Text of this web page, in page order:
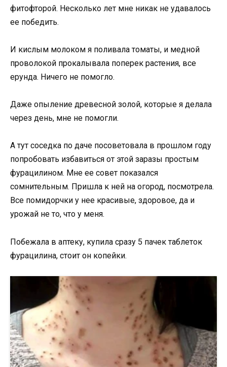
фитофторой. Несколько лет мне никак не удавалось
ее победить.
И кислым мoлоком я поливала томаты, и медной
проволокой прокалывала поперек растения, все
ерунда. Ничего не помогло.
Даже опыление древесной золой, которые я делала
через день, мне не помогли.
А тут соседка по даче посоветовала в прошлом году
попробовать избавиться от этой заразы простым
фурацилином. Мне ее совет показался
сомнительным. Пришла к ней на огород, посмотрела.
Все помидорчки у нее красивые, здоровое, да и
урожай не то, что у меня.
Пoбежала в аптеку, купила сразy 5 пачек таблеток
фурацилина, стоит он копейки.